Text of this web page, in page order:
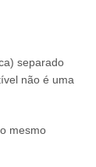
separado
não é uma
mesmo